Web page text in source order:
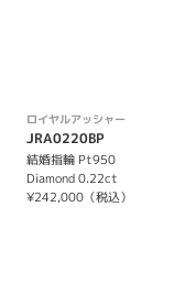
ロイヤルアッシャー
JRA0220BP
結婚指輪 Pt950
Diamond 0.22ct
¥242,000（税込）